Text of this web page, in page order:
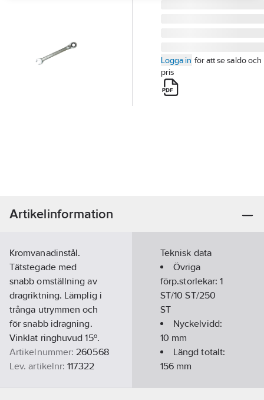
Logga in för att se saldo och
pris
Artikelinformation
Kromvanadinstål.
Tätstegade med
snabb omställning av
dragriktning. Lämplig i
trånga utrymmen och
för snabb idragning.
Vinklat ringhuvud 15º.
Artikelnummer: 260568
Lev. artikelnr: 117322
3394661173225
Teknisk data
Övriga
förp.storlekar:1
ST/10 ST/250
ST
Nyckelvidd:
10 mm
Längd totalt:
156 mm